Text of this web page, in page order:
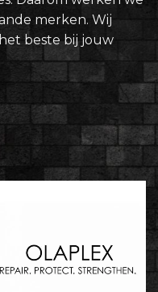
merken. Wij
beste bij jouw